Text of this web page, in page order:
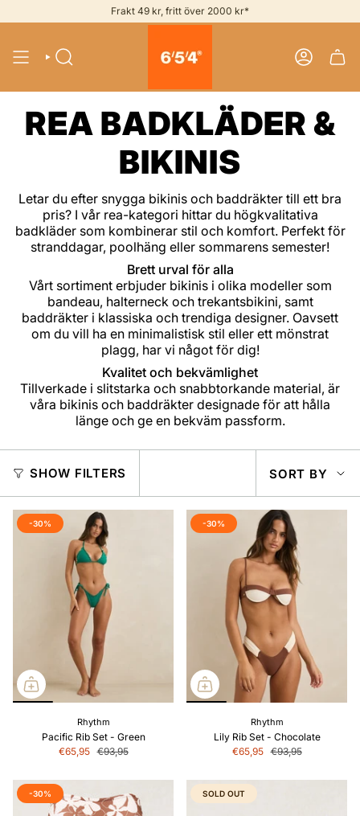
to
Frakt 49 kr, fritt över 2000 kr*
SEARCH ACCOUNT
REA BADKLÄDER &
BIKINIS
Letar du efter snygga bikinis och baddräkter till ett bra
pris? I vår rea-kategori hittar du högkvalitativa
badkläder som kombinerar stil och komfort. Perfekt för
stranddagar, poolhäng eller sommarens semester!
Brett urval för alla
Vårt sortiment erbjuder bikinis i olika modeller som
bandeau, halterneck och trekantsbikini, samt
baddräkter i klassiska och trendiga designer. Oavsett
om du vill ha en minimalistisk stil eller ett mönstrat
plagg, har vi något för dig!
Kvalitet och bekvämlighet
Tillverkade i slitstarka och snabbtorkande material, är
våra bikinis och baddräkter designade för att hålla
länge och ge en bekväm passform.
SHOW FILTERS
BY
SORT BY
-30%
Rhythm
Pacific Rib Set - Green
€65,95 €93,95
-30%
Rhythm
Lily Rib Set - Chocolate
€65,95 €93,95
-30% SOLD OUT